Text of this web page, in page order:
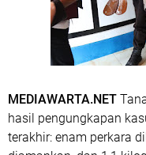
MEDIAWARTA.NET
hasil pengungkapan
terakhir: enam perkara